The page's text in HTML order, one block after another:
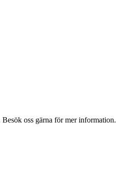
oss gärna för mer information.